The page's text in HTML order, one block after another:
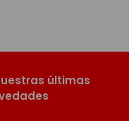
últimas